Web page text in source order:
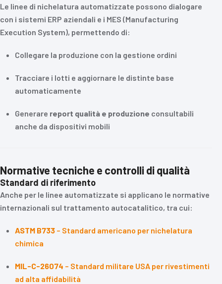
Le linee di nichelatura automatizzate possono dialogare
con i sistemi ERP aziendali e i MES (Manufacturing
Execution System), permettendo di:
Collegare la produzione con la gestione ordini
Tracciare i lotti e aggiornare le distinte base
automaticamente
Generare report qualità e produzione consultabili
anche da dispositivi mobili
Normative tecniche e controlli di qualità
Standard di riferimento
Anche per le linee automatizzate si applicano le normative
internazionali sul trattamento autocatalitico, tra cui:
ASTM B733 – Standard americano per nichelatura
chimica
MIL-C-26074 – Standard militare USA per rivestimenti
ad alta affidabilità